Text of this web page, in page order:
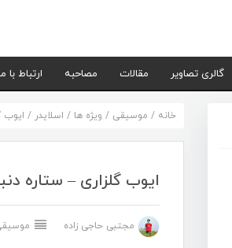
گالری تصاویر مقالات مصاحبه ارتباط با
خانه / موسیقی / ویژه ها / اسلایدر / ایوب
ایوب گلزاری – ستاره
مجتبی حاجی زاده